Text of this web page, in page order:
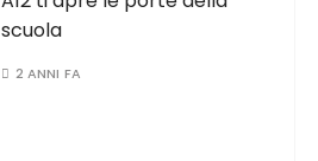
scuola
2 ANNI FA